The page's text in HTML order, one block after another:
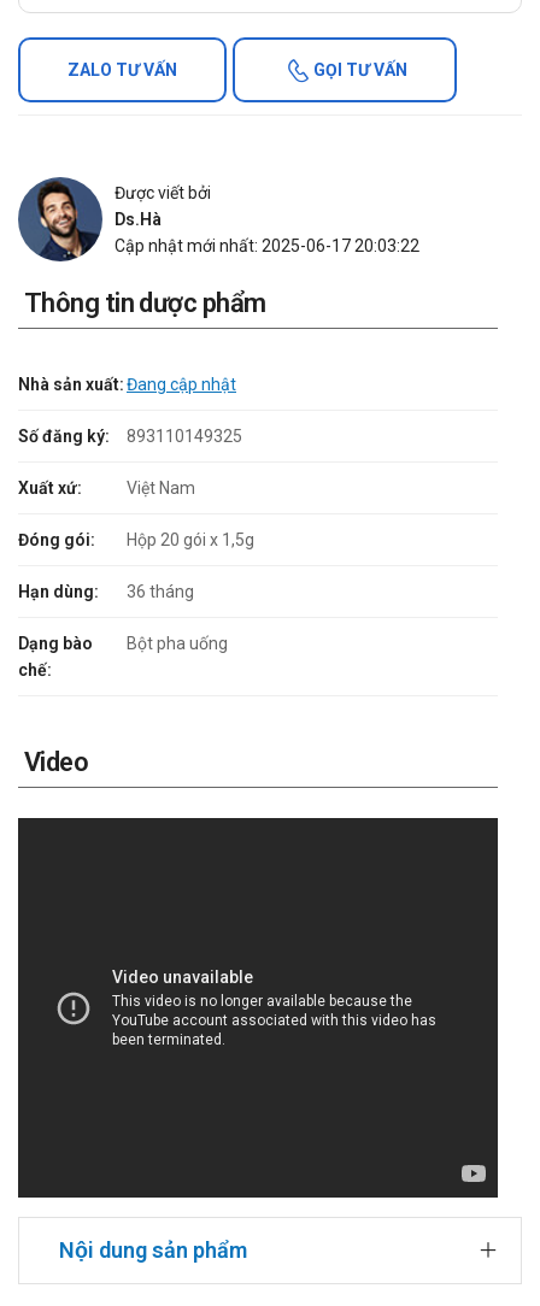
ZALO TƯ VẤN GỌI TƯ VẤN
Được viết bởi
Ds.Hà
Cập nhật mới nhất: 2025-06-17 20:03:22
Thông tin dược phẩm
Nhà sản xuất:Đang cập nhật
Số đăng ký: 893110149325
Xuất xứ: Việt Nam
Đóng gói: Hộp 20 gói x 1,5g
Hạn dùng: 36 tháng
Dạng bào
chế:
Bột pha uống
Video
Nội dung sản phẩm